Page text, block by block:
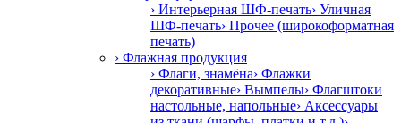
› Интерьерная ШФ-печать› Уличная
ШФ-печать› Прочее (широкоформатная
печать)
› Флажная продукция
› Флаги, знамёна› Флажки
декоративные› Вымпелы› Флагштоки
настольные, напольные› Аксессуары